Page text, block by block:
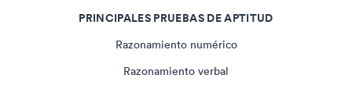
PRINCIPALES PRUEBAS DE APTITUD
Razonamiento numérico
Razonamiento verbal